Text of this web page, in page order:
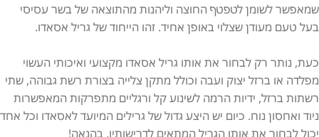
שמאפשר לשומן לטפטף החוצה וליהנות מהתוצאה של בשר עסיסי
בעל טעם מעודן שצלוי באופן אחיד. זהו הייחוד של גריל אסאדו.
כעת, נותר רק לבחור את אותו גריל אסאדו מקצועי ואיכותי העשוי
מפלדה או ברזל יצוק ועבה וכולל מתקן צלייה בצורת רשת גבוהה, שתי
רשתות ברזל, ידיות הרמה לשינוע קל ורגליים מתפרקות המאפשרות
ניוד ואחסון נוח. כיום יש היצע גדול של גרילים המיועד לאסאדו וכל אחד
יכול לבחור את אותו הגריל המתאים לדרישותיו. בהנאה!